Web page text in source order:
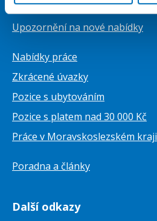
Vytvořit životopis ZDARMA
Upozornění na nové nabídky
Nabídky práce
Zkrácené úvazky
Pozice s ubytováním
Pozice s platem nad 30 000 Kč
Práce v Moravskoslezském kraji
Poradna a články
Další odkazy